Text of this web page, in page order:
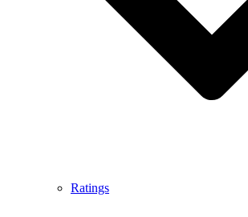
Ratings